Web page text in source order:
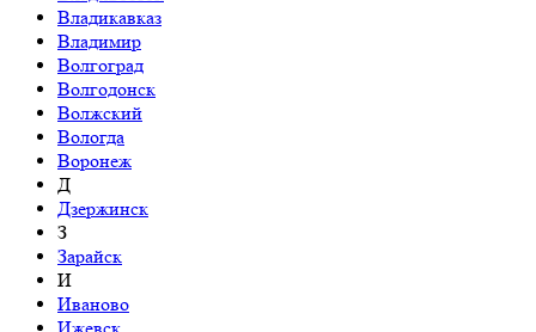
Владикавказ
Владимир
Волгоград
Волгодонск
Волжский
Вологда
Воронеж
Д
Дзержинск
З
Зарайск
И
Иваново